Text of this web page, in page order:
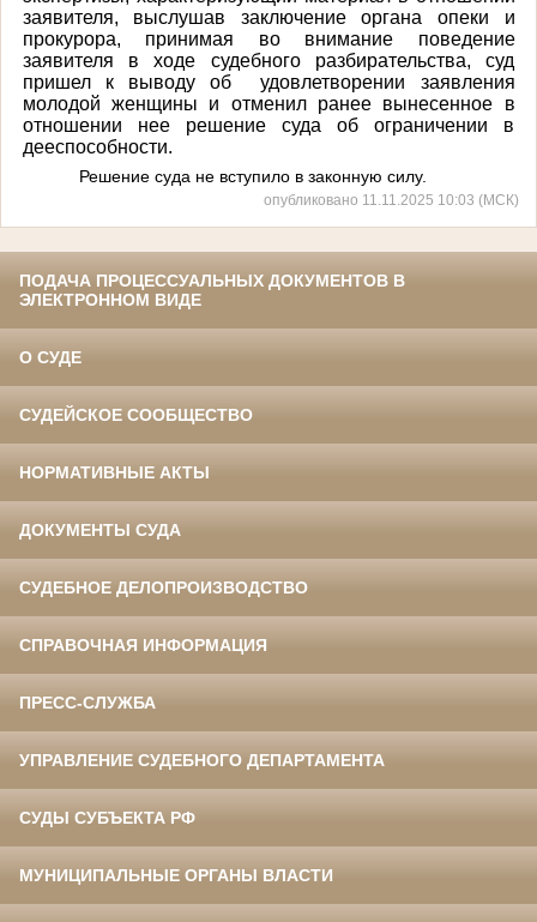
заявителя, выслушав заключение органа опеки и
прокурора, принимая во внимание поведение
заявителя в ходе судебного разбирательства, суд
пришел к выводу об
удовлетворении заявления
молодой женщины и отменил ранее вынесенное в
отношении нее решение суда об ограничении в
дееспособности.
Решение суда не вступило в законную силу.
опубликовано 11.11.2025 10:03 (МСК)
ПОДАЧА ПРОЦЕССУАЛЬНЫХ ДОКУМЕНТОВ В
ЭЛЕКТРОННОМ ВИДЕ
О СУДЕ
СУДЕЙСКОЕ СООБЩЕСТВО
НОРМАТИВНЫЕ АКТЫ
ДОКУМЕНТЫ СУДА
СУДЕБНОЕ ДЕЛОПРОИЗВОДСТВО
СПРАВОЧНАЯ ИНФОРМАЦИЯ
ПРЕСС-СЛУЖБА
УПРАВЛЕНИЕ СУДЕБНОГО ДЕПАРТАМЕНТА
СУДЫ СУБЪЕКТА РФ
МУНИЦИПАЛЬНЫЕ ОРГАНЫ ВЛАСТИ